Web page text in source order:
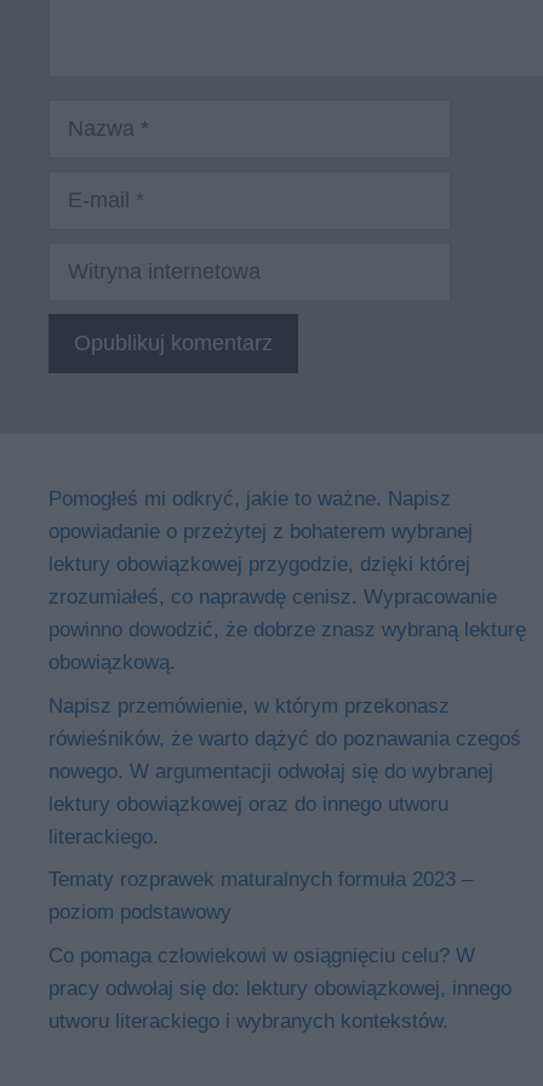
Nazwa
Witryna
Pomogłeś mi odkryć, jakie to ważne. Napisz
opowiadanie o przeżytej z bohaterem wybranej
lektury obowiązkowej przygodzie, dzięki której
zrozumiałeś, co naprawdę cenisz. Wypracowanie
powinno dowodzić, że dobrze znasz wybraną lekturę
obowiązkową.
Napisz przemówienie, w którym przekonasz
rówieśników, że warto dążyć do poznawania czegoś
nowego. W argumentacji odwołaj się do wybranej
lektury obowiązkowej oraz do innego utworu
literackiego.
Tematy rozprawek maturalnych formuła 2023 –
poziom podstawowy
Co pomaga człowiekowi w osiągnięciu celu? W
pracy odwołaj się do: lektury obowiązkowej, innego
utworu literackiego i wybranych kontekstów.